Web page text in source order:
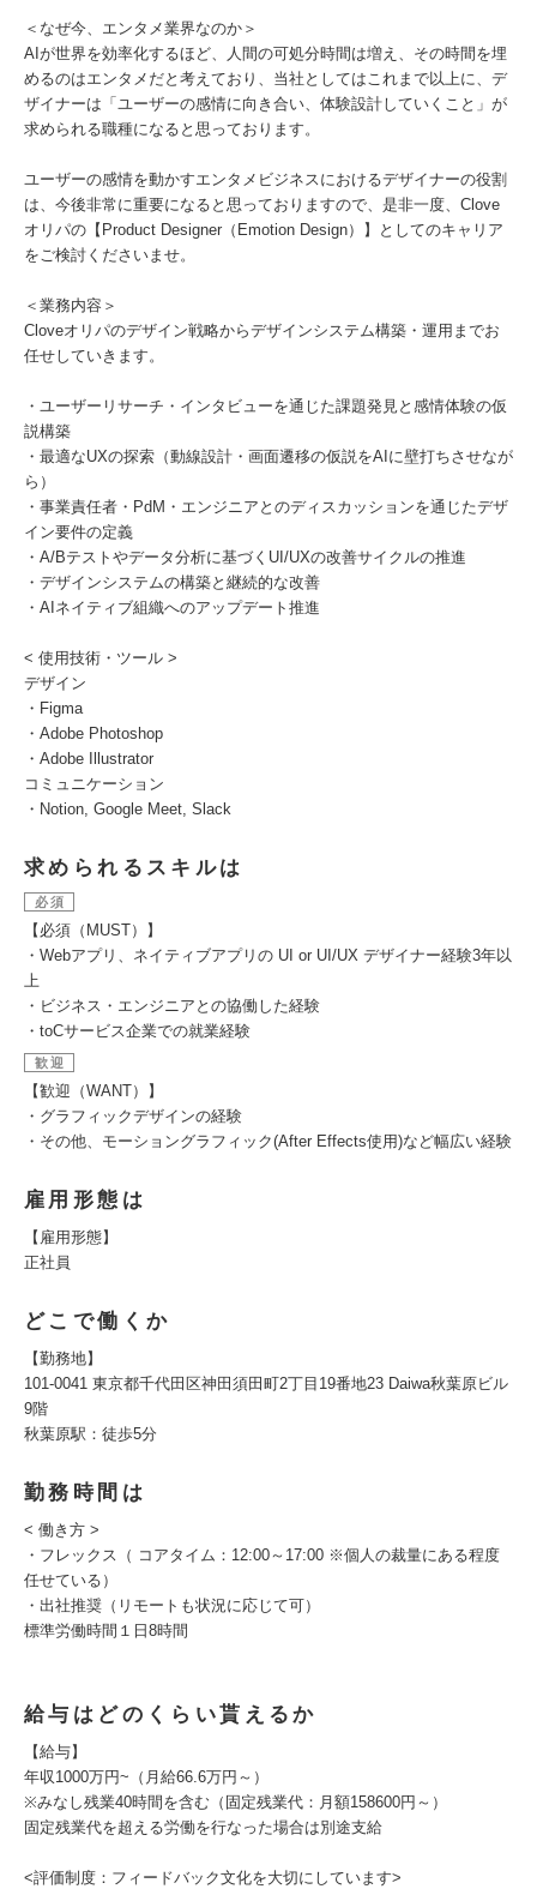
＜なぜ今、エンタメ業界なのか＞
AIが世界を効率化するほど、人間の可処分時間は増え、その時間を埋
めるのはエンタメだと考えており、当社としてはこれまで以上に、デ
ザイナーは「ユーザーの感情に向き合い、体験設計していくこと」が
求められる職種になると思っております。
ユーザーの感情を動かすエンタメビジネスにおけるデザイナーの役割
は、今後非常に重要になると思っておりますので、是非一度、Clove
オリパの【Product Designer（Emotion Design）】としてのキャリア
をご検討くださいませ。
＜業務内容＞
Cloveオリパのデザイン戦略からデザインシステム構築・運用までお
任せしていきます。
・ユーザーリサーチ・インタビューを通じた課題発見と感情体験の仮
説構築
・最適なUXの探索（動線設計・画面遷移の仮説をAIに壁打ちさせなが
ら）
・事業責任者・PdM・エンジニアとのディスカッションを通じたデザ
イン要件の定義
・A/Bテストやデータ分析に基づくUI/UXの改善サイクルの推進
・デザインシステムの構築と継続的な改善
・AIネイティブ組織へのアップデート推進
< 使用技術・ツール >
デザイン
・Figma
・Adobe Photoshop
・Adobe Illustrator
コミュニケーション
・Notion, Google Meet, Slack
求められるスキルは
必須
【必須（MUST）】
・Webアプリ、ネイティブアプリの UI or UI/UX デザイナー経験3年以
上
・ビジネス・エンジニアとの協働した経験
・toCサービス企業での就業経験
歓迎
【歓迎（WANT）】
・グラフィックデザインの経験
・その他、モーショングラフィック(After Effects使用)など幅広い経験
雇用形態は
【雇用形態】
正社員
どこで働くか
【勤務地】
101-0041 東京都千代田区神田須田町2丁目19番地23 Daiwa秋葉原ビル
9階
秋葉原駅：徒歩5分
勤務時間は
< 働き方 >
・フレックス（ コアタイム：12:00～17:00 ※個人の裁量にある程度
任せている）
・出社推奨（リモートも状況に応じて可）
標準労働時間１日8時間
給与はどのくらい貰えるか
【給与】
年収1000万円~（月給66.6万円～）
※みなし残業40時間を含む（固定残業代：月額158600円～）
固定残業代を超える労働を行なった場合は別途支給
<評価制度：フィードバック文化を大切にしています>